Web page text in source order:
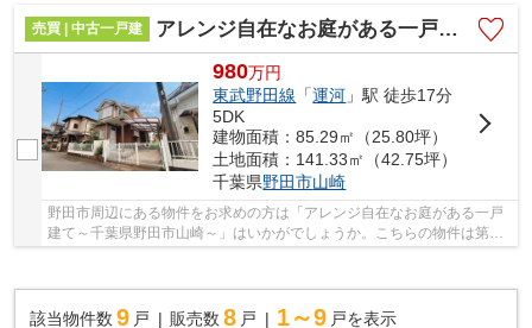
売買 | 中古一戸建
アレンジ自在なお庭がある一戸建て～千葉県野田市山崎～
980万円
東武野田線 「運河 」駅 徒歩17分
5DK
建物面積：85.29㎡（25.80坪）
土地面積：141.33㎡（42.75坪）
千葉県野田市山崎
野田市周辺にある物件をお求めの方は「アレンジ自在なお庭がある一戸
建て～千葉県野田市山崎～」はいかがでしょうか。こちらの物件は第一
該当物件数 9 戸 販売数 8 戸 1～9 戸を表示